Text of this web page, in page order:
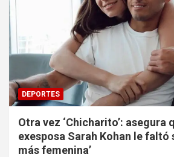
DEPORTES
Otra vez ‘Chicharito’: asegura
exesposa Sarah Kohan le faltó
más femenina’